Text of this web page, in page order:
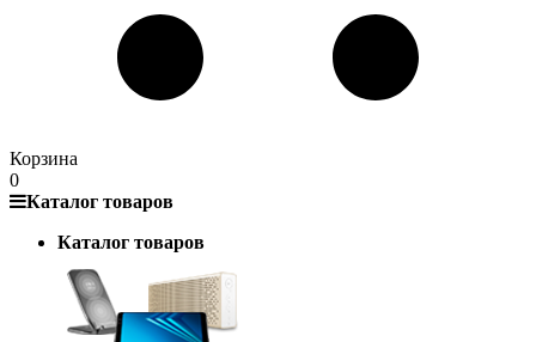
Корзина
0
Каталог товаров
Каталог товаров